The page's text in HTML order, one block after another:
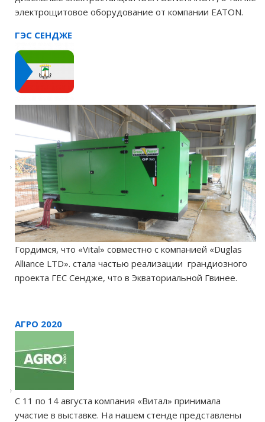
электрощитовое оборудование от компании EATON.
ГЭС СЕНДЖЕ
Гордимся, что «Vital» совместно с компанией «Duglas
Alliance LTD». стала частью реализации грандиозного
проекта ГЕС Сендже, что в Экваториальной Гвинее.
АГРО 2020
С 11 по 14 августа компания «Витал» принимала
участие в выставке. На нашем стенде представлены